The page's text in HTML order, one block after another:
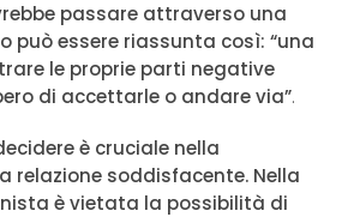
passare attraverso una
può essere riassunta così: “una
le proprie parti negative
di accettarle o andare via”.
è cruciale nella
relazione soddisfacente. Nella
è vietata la possibilità di